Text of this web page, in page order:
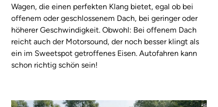
Wagen, die einen perfekten Klang bietet, egal ob bei
offenem oder geschlossenem Dach, bei geringer oder
höherer Geschwindigkeit. Obwohl: Bei offenem Dach
reicht auch der Motorsound, der noch besser klingt als
ein im Sweetspot getroffenes Eisen. Autofahren kann
schon richtig schön sein!